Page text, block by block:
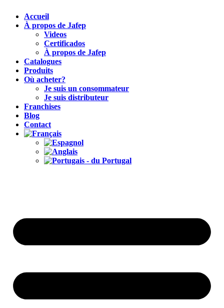
Accueil
À propos de Jafep
Videos
Certificados
À propos de Jafep
Catalogues
Produits
Où acheter?
Je suis un consommateur
Je suis distributeur
Franchises
Blog
Contact